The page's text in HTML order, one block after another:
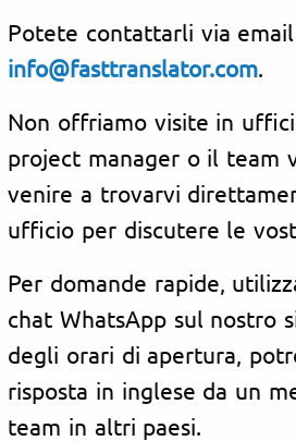
Potete contattarli via
info@fasttranslator.com.
Non offriamo visite in
project manager o il team
venire a trovarvi
ufficio per discutere le
Per domande rapide,
chat WhatsApp sul nostro
degli orari di apertura,
risposta in inglese da un
team in altri paesi.